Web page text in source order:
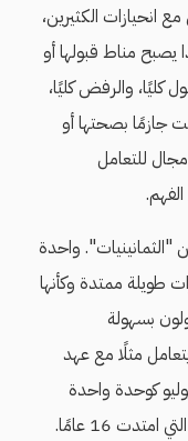
انحيازات الكثيرين،
يصبح مناط قبولها أو
والرفض كليًا،
جازمًا بصحتها أو
للتعامل
"الثمانينيات". واحدة
طويلة ممتدة وكأنها
بسهولة
مثلًا مع عهد
كوحدة واحدة
16 عامًا.